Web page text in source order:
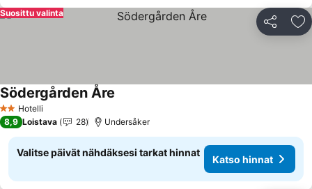
Jaa
Suosittu valinta
2 Tähtiluokitus
Hotelli
Södergården Åre
8,9 Loistava 28 Undersåker
Valitse päivät nähdäksesi tarkat hinnat
Katso hinnat